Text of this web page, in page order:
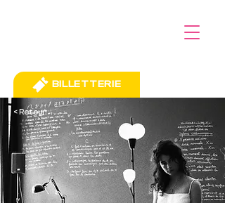
BILLETTERIE
< Retour